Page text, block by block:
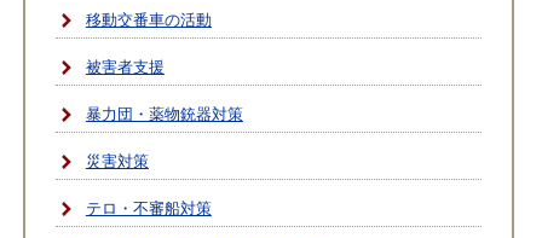
移動交番車の活動
被害者支援
暴力団・薬物銃器対策
災害対策
テロ・不審船対策